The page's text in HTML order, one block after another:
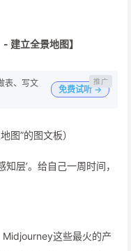
建立全景地图】
表、写文
免费试听 →
图”的图文板）
知层’。给自己一周时间，
这些最火的产